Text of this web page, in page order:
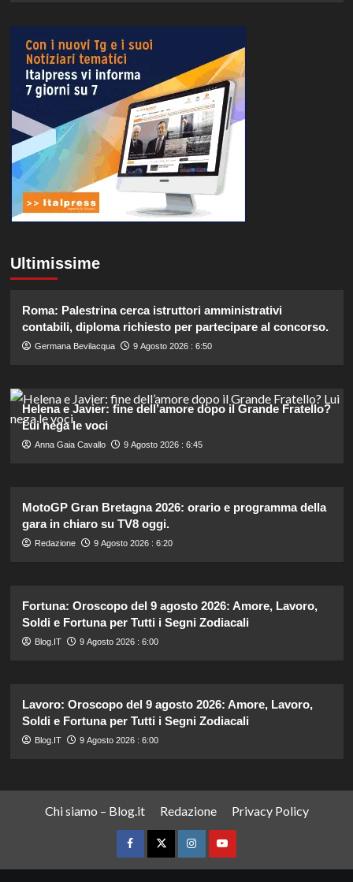
Ultimissime
Roma: Palestrina cerca istruttori amministrativi
contabili, diploma richiesto per partecipare al concorso.
Germana Bevilacqua 9 Agosto 2026 : 6:50
Helena e Javier: fine dell’amore dopo il Grande Fratello?
Lui nega le voci
Anna Gaia Cavallo 9 Agosto 2026 : 6:45
MotoGP Gran Bretagna 2026: orario e programma della
gara in chiaro su TV8 oggi.
Redazione 9 Agosto 2026 : 6:20
Fortuna: Oroscopo del 9 agosto 2026: Amore, Lavoro,
Soldi e Fortuna per Tutti i Segni Zodiacali
Blog.IT 9 Agosto 2026 : 6:00
Lavoro: Oroscopo del 9 agosto 2026: Amore, Lavoro,
Soldi e Fortuna per Tutti i Segni Zodiacali
Blog.IT 9 Agosto 2026 : 6:00
Chi siamo – Blog.it Redazione Privacy Policy
FacebookTwitterInstagramYouTube